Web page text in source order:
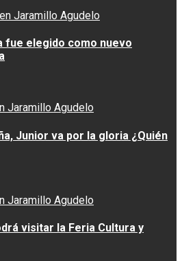
Jaramillo Agudelo
fue elegido como nuevo
Jaramillo Agudelo
Junior va por la gloria ¿Quién
Jaramillo Agudelo
visitar la Feria Cultura y